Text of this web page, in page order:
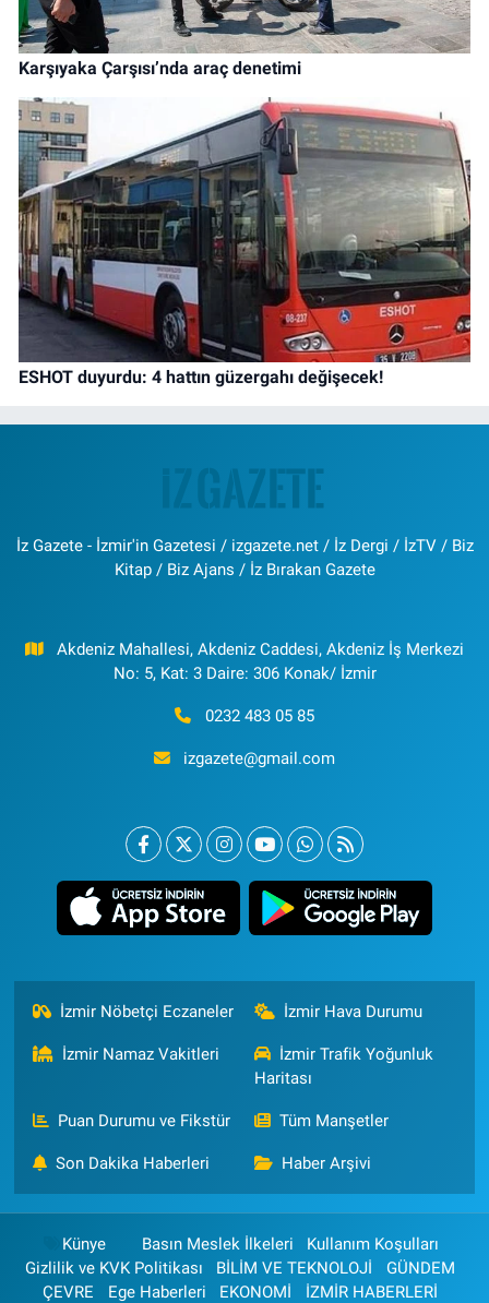
Karşıyaka Çarşısı’nda araç denetimi
ESHOT duyurdu: 4 hattın güzergahı değişecek!
İz Gazete - İzmir'in Gazetesi / izgazete.net / İz Dergi / İzTV / Biz
Kitap / Biz Ajans / İz Bırakan Gazete
Akdeniz Mahallesi, Akdeniz Caddesi, Akdeniz İş Merkezi
No: 5, Kat: 3 Daire: 306 Konak/ İzmir
0232 483 05 85
izgazete@gmail.com
İzmir Nöbetçi Eczaneler İzmir Hava Durumu
İzmir Namaz Vakitleri
İzmir Trafik Yoğunluk
Haritası
Puan Durumu ve Fikstür Tüm Manşetler
Son Dakika Haberleri Haber Arşivi
Künye Basın Meslek İlkeleri
Kullanım Koşulları
Gizlilik ve KVK Politikası
BİLİM VE TEKNOLOJİ
GÜNDEM
ÇEVRE
Ege Haberleri EKONOMİ İZMİR HABERLERİ